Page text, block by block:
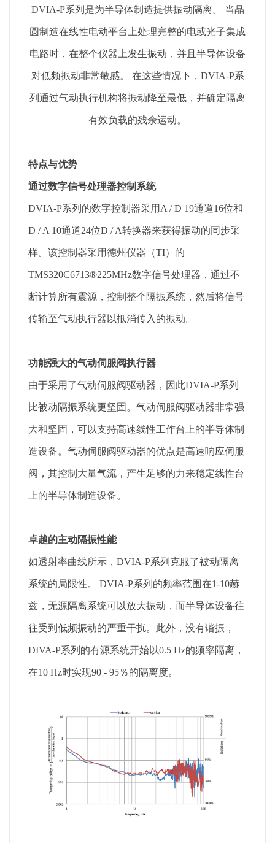
DVIA-P系列是为半导体制造提供振动隔离。 当晶
圆制造在线性电动平台上处理完整的电或光子集成
电路时，在整个仪器上发生振动，并且半导体设备
对低频振动非常敏感。 在这些情况下，DVIA-P系
列通过气动执行机构将振动降至最低，并确定隔离
有效负载的残余运动。
特点与优势
通过数字信号处理器控制系统
DVIA-P系列的数字控制器采用A / D 19通道16位和
D / A 10通道24位D / A转换器来获得振动的同步采
样。该控制器采用德州仪器（TI）的
TMS320C6713®225MHz数字信号处理器，通过不
断计算所有震源，控制整个隔振系统，然后将信号
传输至气动执行器以抵消传入的振动。
功能强大的气动伺服阀执行器
由于采用了气动伺服阀驱动器，因此DVIA-P系列
比被动隔振系统更坚固。气动伺服阀驱动器非常强
大和坚固，可以支持高速线性工作台上的半导体制
造设备。气动伺服阀驱动器的优点是高速响应伺服
阀，其控制大量气流，产生足够的力来稳定线性台
上的半导体制造设备。
卓越的主动隔振性能
如透射率曲线所示，DVIA-P系列克服了被动隔离
系统的局限性。 DVIA-P系列的频率范围在1-10赫
兹，无源隔离系统可以放大振动，而半导体设备往
往受到低频振动的严重干扰。此外，没有谐振，
DIVA-P系列的有源系统开始以0.5 Hz的频率隔离，
在10 Hz时实现90 - 95％的隔离度。